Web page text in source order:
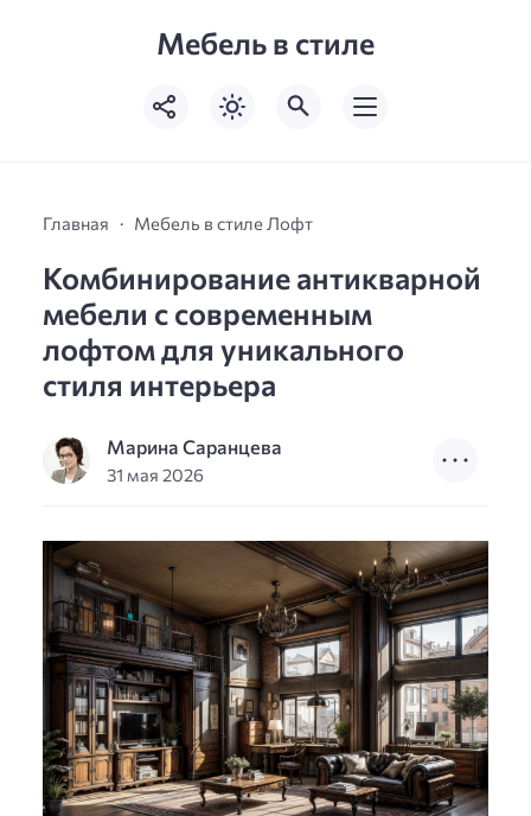
Мебель в стиле
Главная Мебель в стиле Лофт
Комбинирование антикварной
мебели с современным
лофтом для уникального
стиля интерьера
Марина Саранцева
31 мая 2026